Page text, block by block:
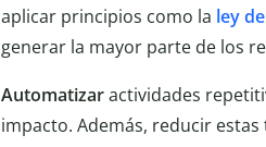
aplicar principios como la ley
generar la mayor parte de los
Automatizaractividades
impacto. Además, reducir